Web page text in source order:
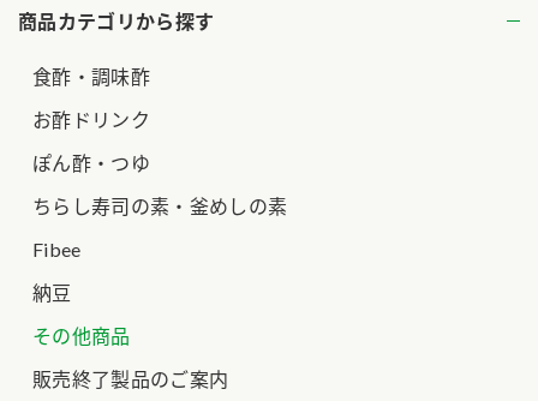
ミツカンのCM
ロングセラー商品 ＋ おすすめレシピ
人気商品 ＋ おすすめレシピ
商品カテゴリから探す
食酢・調味酢
お酢ドリンク
ぽん酢・つゆ
ちらし寿司の素・釜めしの素
Fibee
納豆
その他商品
販売終了製品のご案内